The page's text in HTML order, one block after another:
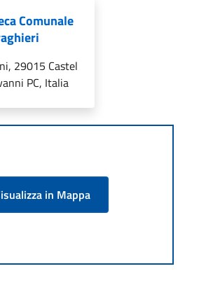
Comunale
29015 Castel
PC, Italia
in Mappa